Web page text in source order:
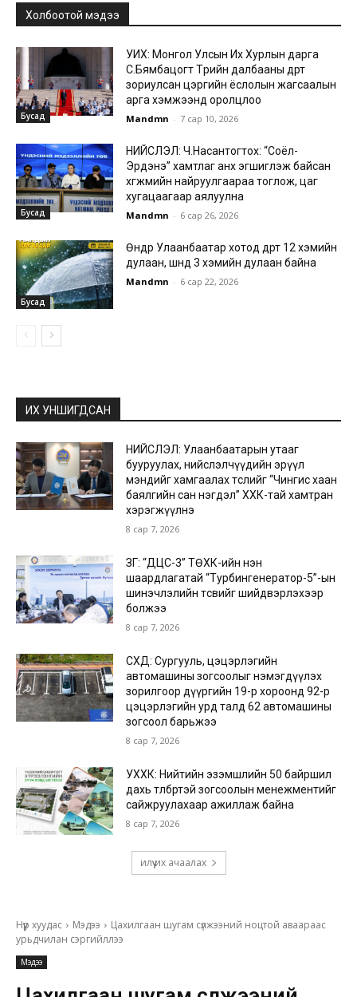
Холбоотой мэдээ
Бусад
УИХ: Монгол Улсын Их Хурлын дарга
С.Бямбацогт Төрийн далбааны өдөрт
зориулсан цэргийн ёслолын жагсаалын
арга хэмжээнд оролцлоо
Mandmn - 7 сар 10, 2026
Бусад
НИЙСЛЭЛ: Ч.Насантогтох: “Соёл-
Эрдэнэ” хамтлаг анх эгшиглэж байсан
хөгжмийн найруулгаараа тоглож, цаг
хугацаагаар аялуулна
Mandmn - 6 сар 26, 2026
Бусад
Өнөөдөр Улаанбаатар хотод өдөртөө 12 хэмийн
дулаан, шөнөдөө 3 хэмийн дулаан байна
Mandmn - 6 сар 22, 2026
ИХ УНШИГДСАН
НИЙСЛЭЛ: Улаанбаатарын утааг
бууруулах, нийслэлчүүдийн эрүүл
мэндийг хамгаалах төслийг “Чингис хаан
баялгийн сан нэгдэл” ХХК-тай хамтран
хэрэгжүүлнэ
8 сар 7, 2026
ЗГ: “ДЦС-3” ТӨХК-ийн нэн
шаардлагатай “Турбингенератор-5”-ын
шинэчлэлийн төсвийг шийдвэрлэхээр
болжээ
8 сар 7, 2026
СХД: Сургууль, цэцэрлэгийн
автомашины зогсоолыг нэмэгдүүлэх
зорилгоор дүүргийн 19-р хороонд 92-р
цэцэрлэгийн урд талд 62 автомашины
зогсоол барьжээ
8 сар 7, 2026
УХХК: Нийтийн эзэмшлийн 50 байршил
дахь төлбөртэй зогсоолын менежментийг
сайжруулахаар ажиллаж байна
8 сар 7, 2026
илүү их ачаалах